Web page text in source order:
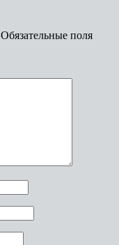
Обязательные поля